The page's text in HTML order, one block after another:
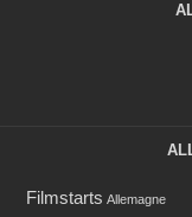
Filmstarts Allemagne